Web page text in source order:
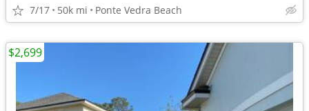
7/17 50k mi Ponte Vedra Beach
$2,699